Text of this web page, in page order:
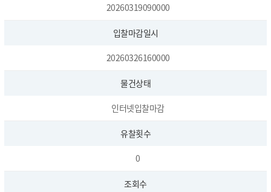
20260319090000
입찰마감일시
20260326160000
물건상태
인터넷입찰마감
유찰횟수
0
조회수